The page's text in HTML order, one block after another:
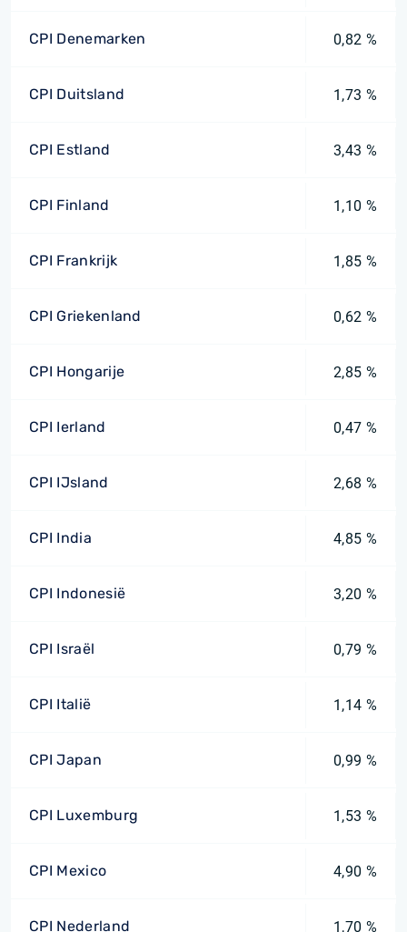
CPI Denemarken 0,82 %
CPI Duitsland 1,73 %
CPI Estland 3,43 %
CPI Finland 1,10 %
CPI Frankrijk 1,85 %
CPI Griekenland 0,62 %
CPI Hongarije 2,85 %
CPI Ierland 0,47 %
CPI IJsland 2,68 %
CPI India 4,85 %
CPI Indonesië 3,20 %
CPI Israël 0,79 %
CPI Italië 1,14 %
CPI Japan 0,99 %
CPI Luxemburg 1,53 %
CPI Mexico 4,90 %
CPI Nederland 1,70 %